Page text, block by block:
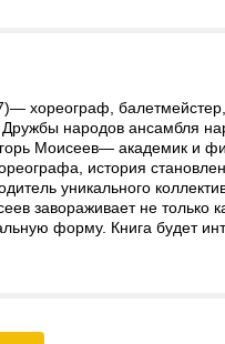
хореограф,
народов ансамбля
Моисеев— академик и
история
уникального
завораживает не только
форму. Книга будет